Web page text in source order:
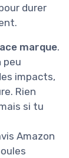
durer
marque.
peu
impacts,
Rien
si tu
Amazon